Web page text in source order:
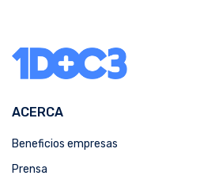
ACERCA
Beneficios empresas
Prensa